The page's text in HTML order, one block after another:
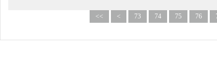
<< < 73 74 75 76